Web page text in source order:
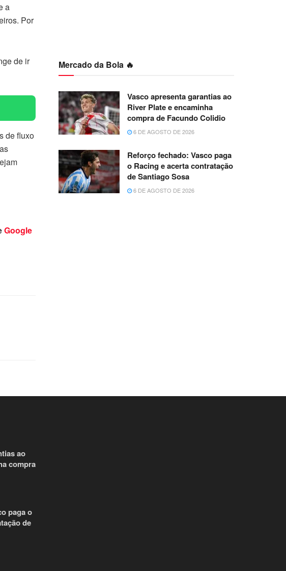
a
Por
de ir
de fluxo
Google
Mercado da Bola 🔥
Vasco apresenta garantias ao
River Plate e encaminha
compra de Facundo Colidio
6 DE AGOSTO DE 2026
Reforço fechado: Vasco paga
o Racing e acerta contratação
de Santiago Sosa
6 DE AGOSTO DE 2026
ao
compra
paga o
de